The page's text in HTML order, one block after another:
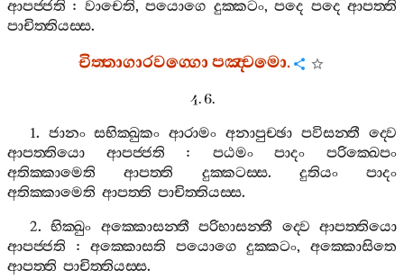
ආපජ‍්ජති : වාචෙති,පයොගෙ දුක‍්කටං,පදෙ පදෙ ආපත‍්ති
පාචිත‍්තියස‍්ස.
චිත‍්තාගාරවග‍්ගොපඤ‍්චමො.
4. 6.
1. ජානං සභික‍්ඛුකං ආරාමං අනාපුච‍්ඡා පවිසන‍්තී ද‍්වෙ
ආපත‍්තියො
ආපජ‍්ජති : පඨමං පාදං
පරික‍්ඛෙපං
අතික‍්කාමෙති
ආපත‍්ති දුක‍්කටස‍්ස. දුතියං
පාදං
අතික‍්කාමෙති ආපත‍්ති පාචිත‍්තියස‍්ස.
2.භික‍්ඛුං අක‍්කොසන‍්තී පරිභාසන‍්තී ද‍්වෙ ආපත‍්තියො
ආපජ‍්ජති :අක‍්කොසති පයොගෙ දුක‍්කටං,අක‍්කොසිතෙ
ආපත‍්ති පාචිත‍්තියස‍්ස.